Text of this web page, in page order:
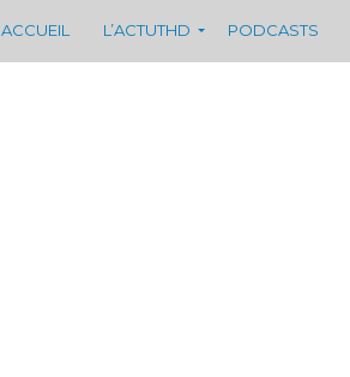
ACCUEIL L’ACTUTHD PODCASTS